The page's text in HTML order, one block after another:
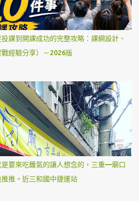
課到開課成功的完整攻略：課綱設計、
經驗分享）－2026版
要來吃鑊氣的讓人想念的，三重—廟口
推。近三和國中捷運站